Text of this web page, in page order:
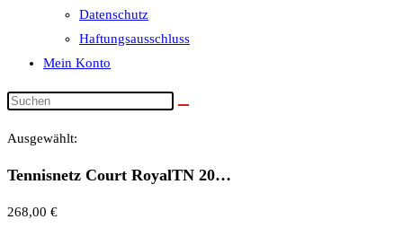
Datenschutz
Haftungsausschluss
Mein Konto
Ausgewählt:
Tennisnetz Court RoyalTN 20…
268,00 €